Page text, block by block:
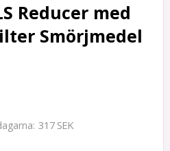
Reducer med
Smörjmedel
317 SEK